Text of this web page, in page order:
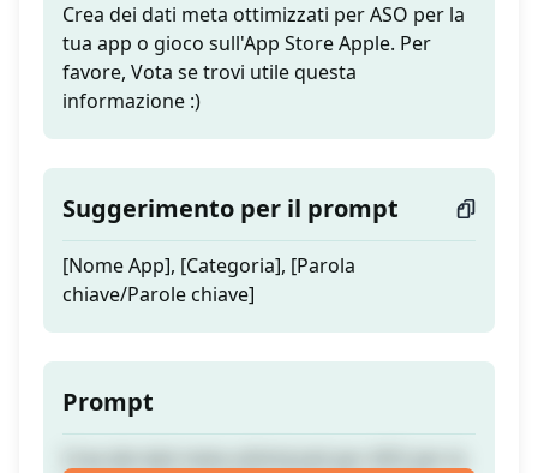
Crea dei dati meta ottimizzati per ASO per la
tua app o gioco sull'App Store Apple. Per
favore, Vota se trovi utile questa
informazione :)
Suggerimento per il prompt
[Nome App], [Categoria], [Parola
chiave/Parole chiave]
Prompt